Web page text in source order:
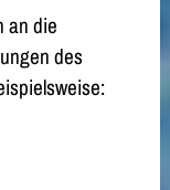
an die
des